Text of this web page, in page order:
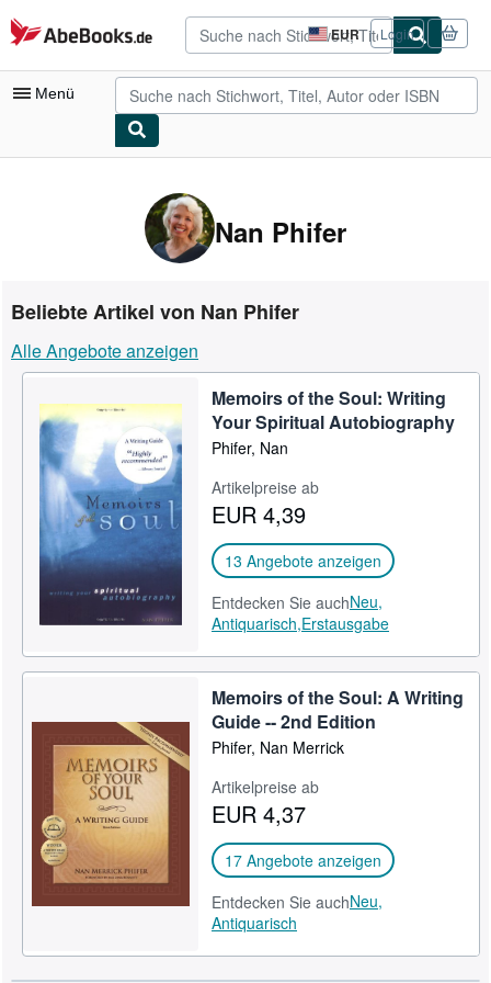
Zum Hauptinhalt
AbeBooks.de EUR
Seite
der
Einkaufseinstellungen.
Login
Menü
Meine Bestellungen
Kunst & Sammlerstücke
Verkäufer
Verkäufer werden
SCHLIESSEN
Nan Phifer
Beliebte Artikel von Nan Phifer
Alle Angebote anzeigen
Memoirs of the Soul: Writing
Your Spiritual Autobiography
Phifer, Nan
Artikelpreise ab
EUR 4,39
13 Angebote anzeigen
Entdecken Sie auchNeu,
Antiquarisch,Erstausgabe
Memoirs of the Soul: A Writing
Guide -- 2nd Edition
Phifer, Nan Merrick
Artikelpreise ab
EUR 4,37
17 Angebote anzeigen
Entdecken Sie auchNeu,
Antiquarisch